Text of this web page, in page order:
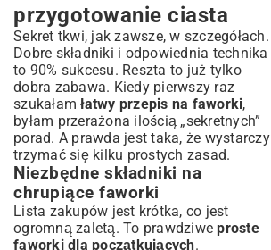
przygotowanie ciasta
Sekret tkwi, jak zawsze, w szczegółach.
Dobre składniki i odpowiednia technika
to 90% sukcesu. Reszta to już tylko
dobra zabawa. Kiedy pierwszy raz
szukałamłatwy przepis na faworki,
byłam przerażona ilością „sekretnych”
porad. A prawda jest taka, że wystarczy
trzymać się kilku prostych zasad.
Niezbędne składniki na
chrupiące faworki
Lista zakupów jest krótka, co jest
ogromną zaletą. To prawdziweproste
faworki dla początkujących.